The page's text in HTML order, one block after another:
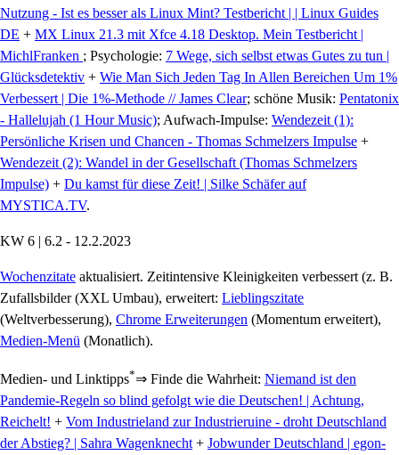
Nutzung - Ist es besser als Linux Mint? Testbericht | | Linux Guides
DE + MX Linux 21.3 mit Xfce 4.18 Desktop. Mein Testbericht |
MichlFranken ; Psychologie: 7 Wege, sich selbst etwas Gutes zu tun |
Glücksdetektiv + Wie Man Sich Jeden Tag In Allen Bereichen Um 1%
Verbessert | Die 1%-Methode // James Clear; schöne Musik: Pentatonix
- Hallelujah (1 Hour Music); Aufwach-Impulse: Wendezeit (1):
Persönliche Krisen und Chancen - Thomas Schmelzers Impulse +
Wendezeit (2): Wandel in der Gesellschaft (Thomas Schmelzers
Impulse) + Du kamst für diese Zeit! | Silke Schäfer auf
MYSTICA.TV.
KW 6 | 6.2 - 12.2.2023
Wochenzitate aktualisiert. Zeitintensive Kleinigkeiten verbessert (z. B.
Zufallsbilder (XXL Umbau), erweitert: Lieblingszitate
(Weltverbesserung), Chrome Erweiterungen (Momentum erweitert),
Medien-Menü (Monatlich).
Medien- und Linktipps*⇒ Finde die Wahrheit: Niemand ist den
Pandemie-Regeln so blind gefolgt wie die Deutschen! | Achtung,
Reichelt! + Vom Industrieland zur Industrieruine - droht Deutschland
der Abstieg? | Sahra Wagenknecht + Jobwunder Deutschland | egon-